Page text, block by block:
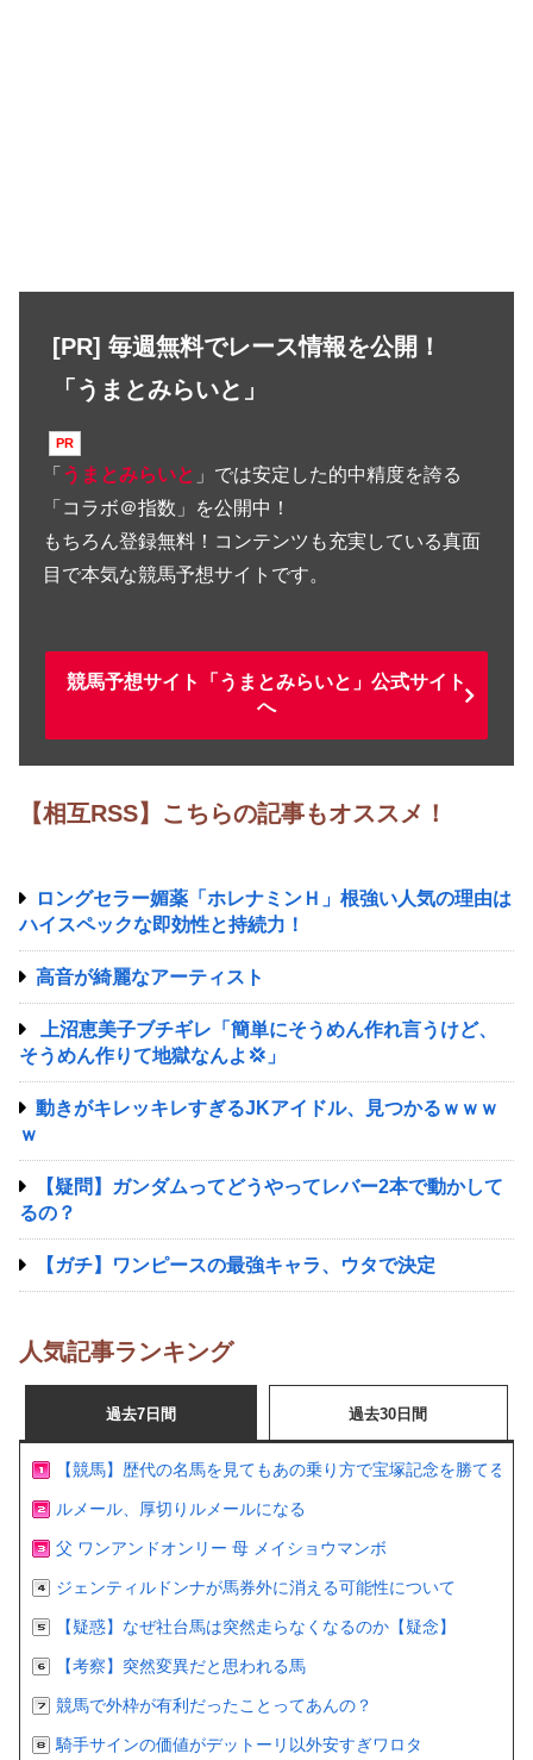
[PR] 毎週無料でレース情報を公開！
「うまとみらいと」
「 うまとみらいと 」では安定した的中精度を誇る
「コラボ＠指数」を公開中！
もちろん登録無料！コンテンツも充実している真面
目で本気な競馬予想サイトです。
競馬予想サイト「うまとみらいと」公式サイト
へ
【相互RSS】こちらの記事もオススメ！
ロングセラー媚薬「ホレナミンＨ」根強い人気の理由は
ハイスペックな即効性と持続力！
高音が綺麗なアーティスト
上沼恵美子ブチギレ「簡単にそうめん作れ言うけど、
そうめん作りて地獄なんよ💢」
動きがキレッキレすぎるJKアイドル、見つかるｗｗｗ
ｗ
【疑問】ガンダムってどうやってレバー2本で動かして
るの？
【ガチ】ワンピースの最強キャラ、ウタで決定
人気記事ランキング
過去7日間 過去30日間
【競馬】歴代の名馬を見てもあの乗り方で宝塚記念を勝てる
ルメール、厚切りルメールになる
父 ワンアンドオンリー 母 メイショウマンボ
ジェンティルドンナが馬券外に消える可能性について
【疑惑】なぜ社台馬は突然走らなくなるのか【疑念】
【考察】突然変異だと思われる馬
競馬で外枠が有利だったことってあんの？
騎手サインの価値がデットーリ以外安すぎワロタ